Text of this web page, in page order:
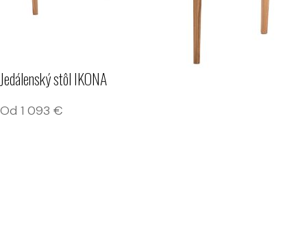
Jedálenský stôl IKONA
Od 1 093 €